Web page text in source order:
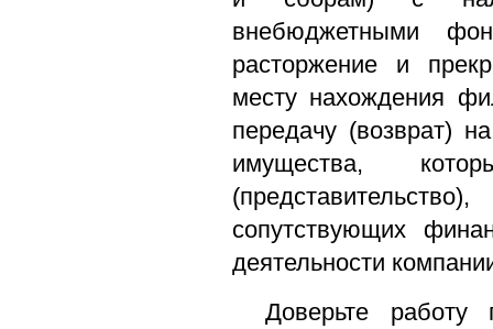
внебюджетными
расторжение и
месту нахождения
передачу (возврат)
имущества,
сопутствующих
деятельности
Доверьте